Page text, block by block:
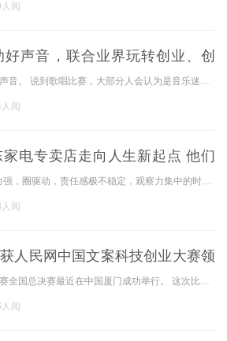
阅
好声音，联合业界玩转创业、创
大家应该都听说过中国的好声音。 说到歌唱比赛，大部分人会认为是音乐迷和娱乐活动家吧。 但是你可能没听说过，也可能有好奇心。 躲在黑科技深处静静敲代码的it创业者们，整天
阅
家电专卖店走向人生新起点 他们
90后的标签是什么？ 购买力强，圈驱动，责任感极不稳定，观察力集中的时间短，这可能是很多人对这些年轻人固有的印象。 那么，90后镇上青年的标签是什么呢？ 迷茫的网络一代可能
阅
获人民网中国文案科技创业大赛领
代社会交往
第二届中国复印科技创业大赛全国总决赛最近在中国厦门成功举行。 这次比赛在人民网、厦门市人民政府领导下举行，比赛总决赛由知名投资者、政府代表、知名高校专家学者共同组成
阅